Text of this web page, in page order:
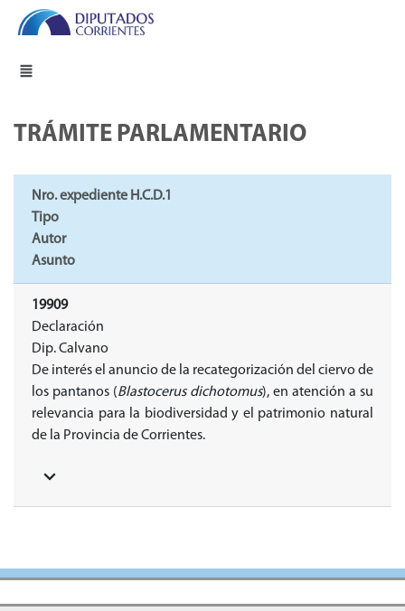
TRÁMITE PARLAMENTARIO
Nro. expediente H.C.D.1
Tipo
Autor
Asunto
19909
Declaración
Dip. Calvano
De interés el anuncio de la recategorización del ciervo de
los pantanos (Blastocerus dichotomus), en atención a su
relevancia para la biodiversidad y el patrimonio natural
de la Provincia de Corrientes.